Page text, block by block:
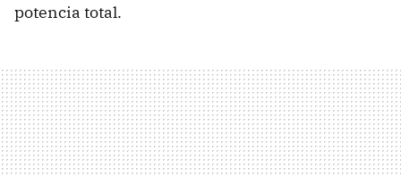
potencia total.